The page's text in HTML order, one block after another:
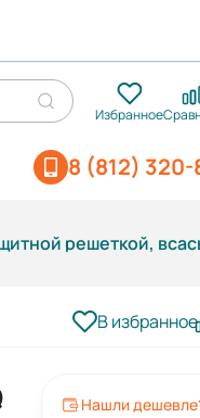
Избранное
8 (812) 320-
решеткой,
В избранное
Нашли